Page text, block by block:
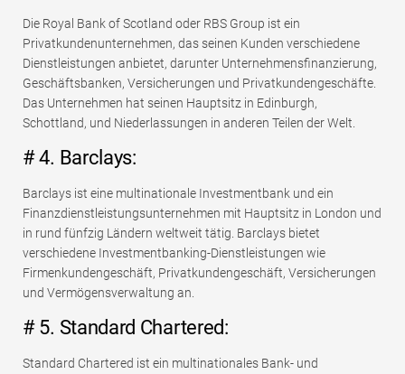
Die Royal Bank of Scotland oder RBS Group ist ein
Privatkundenunternehmen, das seinen Kunden verschiedene
Dienstleistungen anbietet, darunter Unternehmensfinanzierung,
Geschäftsbanken, Versicherungen und Privatkundengeschäfte.
Das Unternehmen hat seinen Hauptsitz in Edinburgh,
Schottland, und Niederlassungen in anderen Teilen der Welt.
# 4. Barclays:
Barclays ist eine multinationale Investmentbank und ein
Finanzdienstleistungsunternehmen mit Hauptsitz in London und
in rund fünfzig Ländern weltweit tätig. Barclays bietet
verschiedene Investmentbanking-Dienstleistungen wie
Firmenkundengeschäft, Privatkundengeschäft, Versicherungen
und Vermögensverwaltung an.
# 5. Standard Chartered:
Standard Chartered ist ein multinationales Bank- und